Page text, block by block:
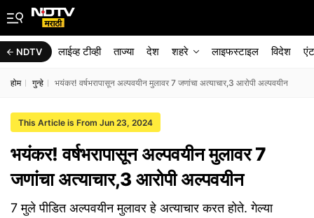
NDTV लाईव्ह टीव्ही ताज्या देश शहरे लाइफस्टाइल विदेश
होम गुन्हे भयंकर! वर्षभरापासून अल्पवयीन मुलावर 7 जणांचा अत्याचार,3 आरोपी अल्पवयीन
This Article is From Jun 23, 2024
भयंकर! वर्षभरापासून अल्पवयीन मुलावर 7
जणांचा अत्याचार,3 आरोपी अल्पवयीन
7 मुले पीडित अल्पवयीन मुलावर हे अत्याचार करत होते. गेल्या